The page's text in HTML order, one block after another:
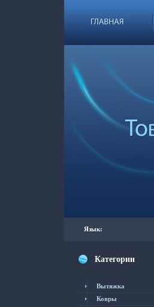
Язык:
Категории
Вытяжка
Ковры